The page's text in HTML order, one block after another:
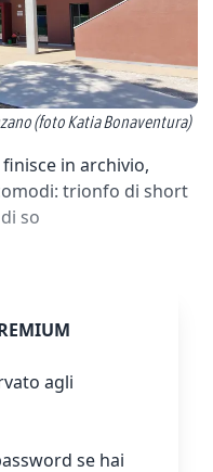
(foto Katia Bonaventura)
in archivio,
trionfo di short
so
agli
se hai